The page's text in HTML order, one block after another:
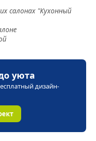
салонах "Кухонный
уюта
дизайн-